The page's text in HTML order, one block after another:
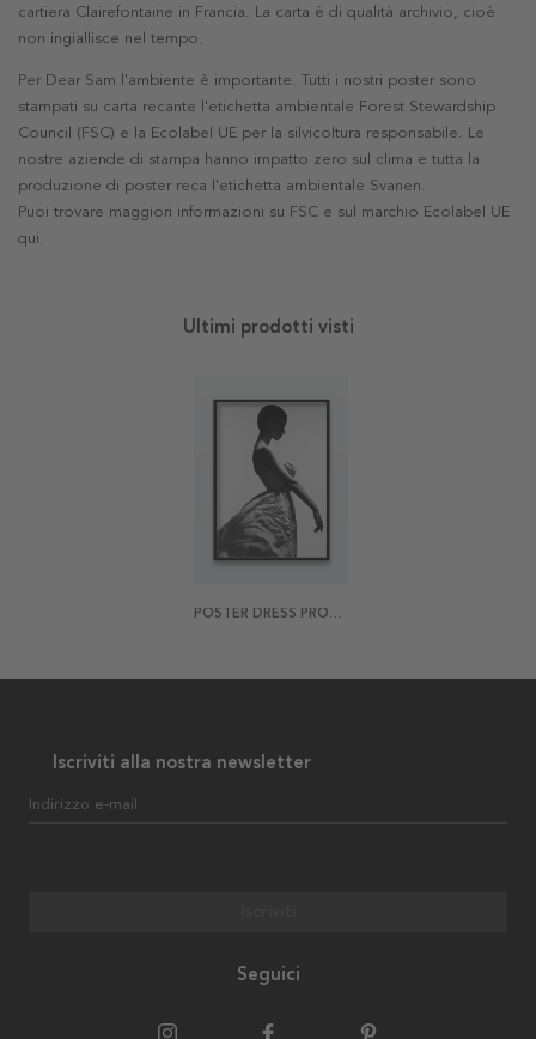
cartiera Clairefontaine in Francia. La carta è di qualità archivio, cioè
non ingiallisce nel tempo.
Per Dear Sam l'ambiente è importante. Tutti i nostri poster sono
stampati su carta recante l'etichetta ambientale Forest Stewardship
Council (FSC) e la Ecolabel UE per la silvicoltura responsabile. Le
nostre aziende di stampa hanno impatto zero sul clima e tutta la
produzione di poster reca l'etichetta ambientale Svanen.
Puoi trovare maggiori informazioni su FSC e sul marchio Ecolabel UE
qui.
Ultimi prodotti visti
POSTER DRESS PROFILE
Iscriviti alla nostra newsletter
Indirizzo e-mail
Seguici